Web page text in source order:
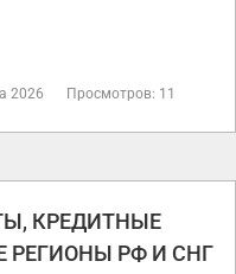
2026 Просмотров: 11
КРЕДИТНЫЕ
РЕГИОНЫ РФ И СНГ